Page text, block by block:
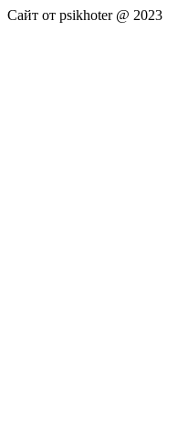
Сайт от psikhoter @ 2023